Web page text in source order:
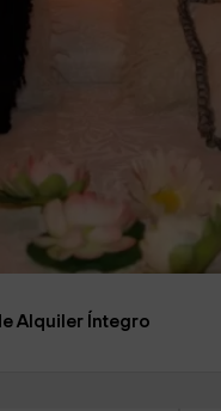
Alquiler Íntegro